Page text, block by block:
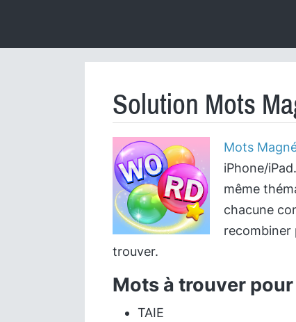
Solution Mots
Mots
iPhone/
même
chacune
recombiner
trouver.
Mots à trouver
TAIE